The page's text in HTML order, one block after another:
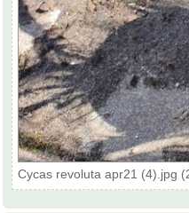
Cycas revoluta apr21 (4).jpg